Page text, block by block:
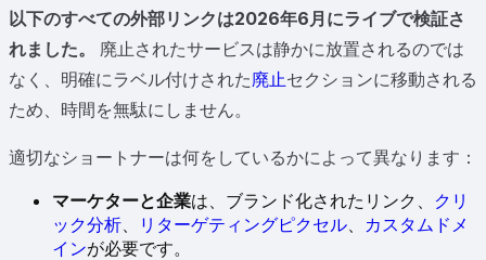
以下のすべての外部リンクは2026年6月にライブで検証さ
れました。
廃止されたサービスは静かに放置されるのでは
なく、明確にラベル付けされた廃止セクションに移動される
ため、時間を無駄にしません。
適切なショートナーは何をしているかによって異なります：
マーケターと企業は、ブランド化されたリンク、 クリ
ック分析、 リターゲティングピクセル、 カスタムドメ
インが必要です。